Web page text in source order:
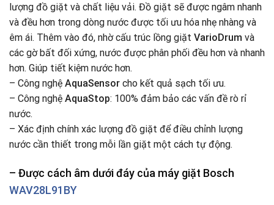
lượng đồ giặt và chất liệu vải. Đồ giặt sẽ được ngâm nhanh
và đều hơn trong dòng nước được tối ưu hóa nhẹ nhàng và
êm ái. Thêm vào đó, nhờ cấu trúc lồng giặt VarioDrum và
các gờ bất đối xứng, nước được phân phối đều hơn và nhanh
hơn. Giúp tiết kiệm nước hơn.
– Công nghệ AquaSensor cho kết quả sạch tối ưu.
– Công nghệ AquaStop: 100% đảm bảo các vấn đề rò rỉ
nước.
– Xác định chính xác lượng đồ giặt để điều chỉnh lượng
nước cần thiết trong mỗi lần giặt một cách tự động.
– Được cách âm dưới đáy của máy giặt Bosch
WAV28L91BY